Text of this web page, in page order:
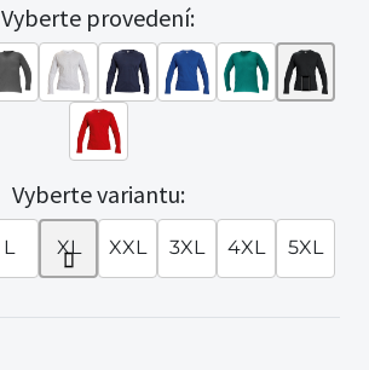
Vyberte provedení:
Vyberte variantu:
L XL XXL 3XL 4XL 5XL